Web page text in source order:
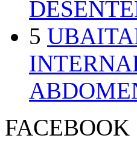
5
FACEBOOK